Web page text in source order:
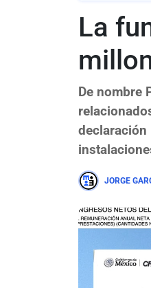
La
De nombre
declaración
JORGE